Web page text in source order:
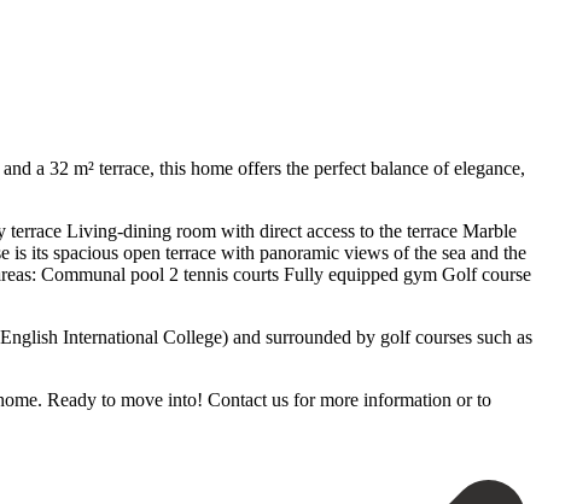
a 32 m² terrace, this home offers the perfect balance of elegance,
Living-dining room with direct access to the terrace Marble
its spacious open terrace with panoramic views of the sea and the
Communal pool 2 tennis courts Fully equipped gym Golf course
International College) and surrounded by golf courses such as
‌Ready to ‌move into! ‌Contact ‌us for ‌more ‌information ‌or ‌to